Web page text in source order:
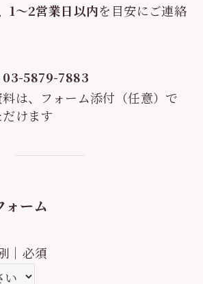
1〜2営業日以内を目安にご連絡
03-5879-7883
は、フォーム添付（任意）で
けます
ォーム
｜必須